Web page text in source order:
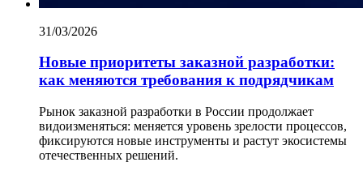
31/03/2026
Новые приоритеты заказной разработки:
как меняются требования к подрядчикам
Рынок заказной разработки в России продолжает
видоизменяться: меняется уровень зрелости процессов,
фиксируются новые инструменты и растут экосистемы
отечественных решений.